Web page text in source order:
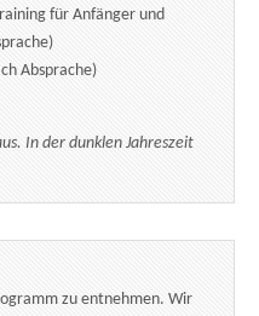
für Anfänger und
Absprache)
In der dunklen Jahreszeit
zu entnehmen. Wir